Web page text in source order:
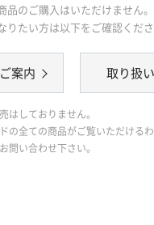
品のご購入はいただけません。
りたい方は以下をご確認くださ
案内 取り扱
しておりません。
の全ての商品がご覧いただけるわ
問い合わせ下さい。